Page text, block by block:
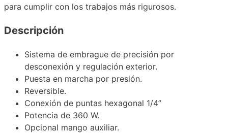
para cumplir con los trabajos más rigurosos.
Descripción
Sistema de embrague de precisión por
desconexión y regulación exterior.
Puesta en marcha por presión.
Reversible.
Conexión de puntas hexagonal 1/4”
Potencia de 360 W.
Opcional mango auxiliar.